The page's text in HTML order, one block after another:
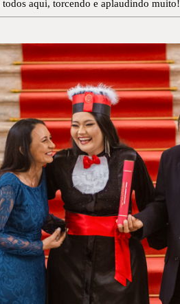
todos aqui, torcendo e aplaudindo muito!